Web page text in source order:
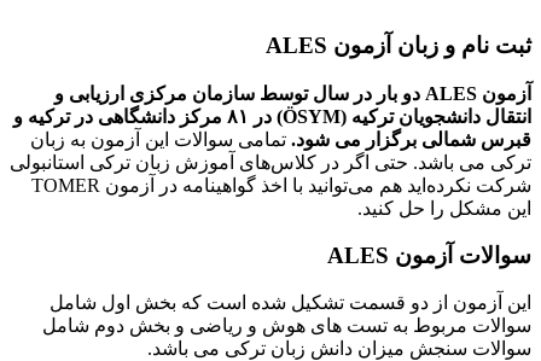
ثبت نام و زبان آزمون ALES
آزمون
دو بار در سال توسط سازمان مرکزی ارزیابی و
انتقال دانشجویان ترکیه (ÖSYM)
در ۸۱ مرکز دانشگاهی در ترکیه و
قبرس شمالی برگزار می شود. تمامی سوالات این آزمون به زبان
ترکی می باشد. حتی اگر در کلاس‌های آموزش زبان ترکی استانبولی
شرکت نکرده‌اید هم می‌توانید با اخذ گواهینامه در آزمون TOMER
این مشکل را حل کنید.
سوالات آزمون ALES
این آزمون از دو قسمت تشکیل شده است که بخش اول شامل
سوالات مربوط به تست های هوش و ریاضی و بخش دوم شامل
سوالات سنجش میزان دانش زبان ترکی می باشد.